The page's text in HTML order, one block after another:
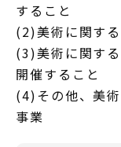
すること
(2)美術に関す
(3)美術に関す
開催すること
(4)その他、美
事業